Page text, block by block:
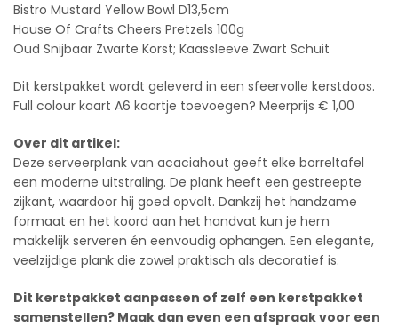
Bistro Mustard Yellow Bowl D13,5cm
House Of Crafts Cheers Pretzels 100g
Oud Snijbaar Zwarte Korst; Kaassleeve Zwart Schuit
Dit kerstpakket wordt geleverd in een sfeervolle kerstdoos.
Full colour kaart A6 kaartje toevoegen? Meerprijs € 1,00
Over dit artikel:
Deze serveerplank van acaciahout geeft elke borreltafel
een moderne uitstraling. De plank heeft een gestreepte
zijkant, waardoor hij goed opvalt. Dankzij het handzame
formaat en het koord aan het handvat kun je hem
makkelijk serveren én eenvoudig ophangen. Een elegante,
veelzijdige plank die zowel praktisch als decoratief is.
Dit kerstpakket aanpassen of zelf een kerstpakket
samenstellen? Maak dan even een afspraak voor een